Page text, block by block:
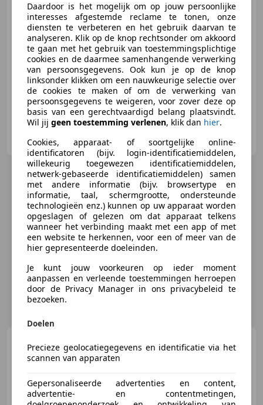
€ 149.950
01/1974 47.070 km Benzine 125 kW (170 PK)
HooG Selections B.V.
NL-2222 AH KATWIJK ZH
BMW 2002Baur Cabriolet
M0718
Daardoor is het mogelijk om op jouw persoonlijke
interesses afgestemde reclame te tonen, onze
diensten te verbeteren en het gebruik daarvan te
analyseren. Klik op de knop rechtsonder om akkoord
te gaan met het gebruik van toestemmingsplichtige
cookies en de daarmee samenhangende verwerking
van persoonsgegevens. Ook kun je op de knop
linksonder klikken om een nauwkeurige selectie over
de cookies te maken of om de verwerking van
persoonsgegevens te weigeren, voor zover deze op
basis van een gerechtvaardigd belang plaatsvindt.
Wil jij geen toestemming verlenen, klik dan hier.
Cookies, apparaat- of soortgelijke online-
identificatoren (bijv. login-identificatiemiddelen,
willekeurig toegewezen identificatiemiddelen,
netwerk-gebaseerde identificatiemiddelen) samen
met andere informatie (bijv. browsertype en
informatie, taal, schermgrootte, ondersteunde
technologieën enz.) kunnen op uw apparaat worden
opgeslagen of gelezen om dat apparaat telkens
wanneer het verbinding maakt met een app of met
een website te herkennen, voor een of meer van de
hier gepresenteerde doeleinden.
Je kunt jouw voorkeuren op ieder moment
aanpassen en verleende toestemmingen herroepen
door de Privacy Manager in ons privacybeleid te
bezoeken.
Doelen
Precieze geolocatiegegevens en identificatie via het
scannen van apparaten
Gepersonaliseerde advertenties en content,
advertentie- en contentmetingen,